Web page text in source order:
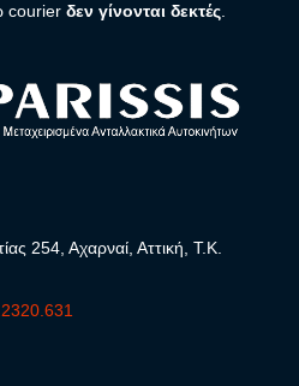
courier δεν γίνονται δεκτές
254, Αχαρναί, Αττική, Τ.Κ.